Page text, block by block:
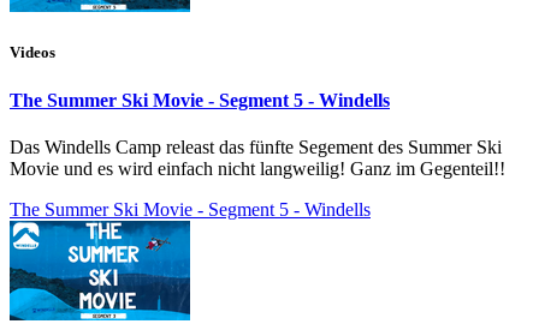
Videos
The Summer Ski Movie - Segment 5 - Windells
Das Windells Camp releast das fünfte Segement des Summer Ski
Movie und es wird einfach nicht langweilig! Ganz im Gegenteil!!
The Summer Ski Movie - Segment 5 - Windells